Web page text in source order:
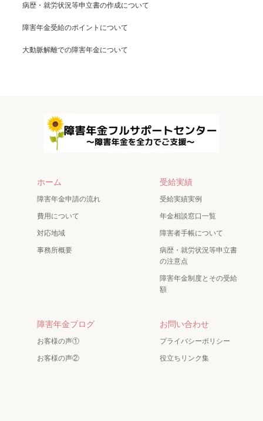
病歴・就労状況等申立書の作成について
障害年金受給のポイントについて
大動脈解離での障害年金について
ホーム
障害年金申請の流れ
費用について
対応地域
事務所概要
受給実績
受給実績実例
年金相談窓口一覧
障害者手帳について
病歴・就労状況等申立書
の注意点
障害年金制度とその受給
額
障害年金ブログ
お客様の声①
お客様の声②
お問い合わせ
プライバシーポリシー
役立ちリンク集